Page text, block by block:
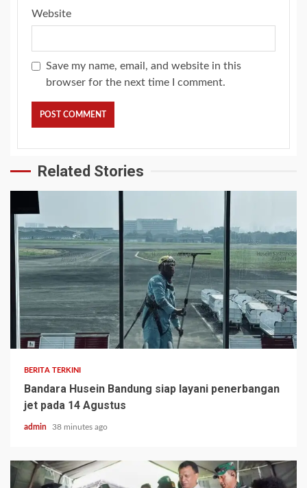
Website
Save my name, email, and website in this
browser for the next time I comment.
Related Stories
BERITA TERKINI
Bandara Husein Bandung siap layani penerbangan
jet pada 14 Agustus
admin 38 minutes ago